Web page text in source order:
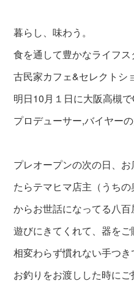
暮らし、味わう。
食を通して豊かなライフ
古民家カフェ&セレクトシ
明日10月１日に大阪高槻で
プロデューサー,バイヤーの
プレオープンの次の日、
たらテマヒマ店主（うち
からお世話になってる八
遊びにきてくれて、器をご
相変わらず慣れない手つ
お釣りをお渡しした時に